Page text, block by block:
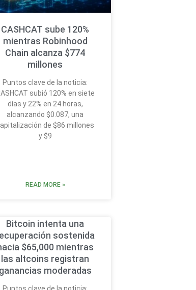
CASHCAT sube 120%
mientras Robinhood
Chain alcanza $774
millones
Puntos clave de la noticia:
subió 120% en siete
días y 22% en 24 horas,
alcanzando $0.087, una
de $86 millones
y $9
READ MORE »
Bitcoin intenta una
sostenida
$65,000 mientras
las altcoins registran
ganancias moderadas